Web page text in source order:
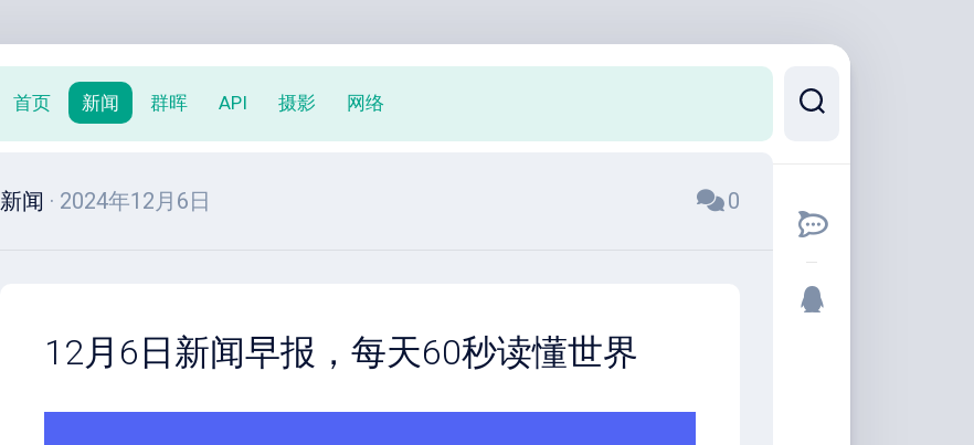
首页 新闻 群晖 API 摄影 网络
新闻 · 2024年12月6日 0
12月6日新闻早报，每天60秒读懂世界